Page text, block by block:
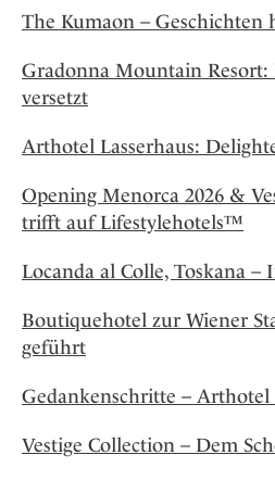
The Kumaon – Geschichten
Gradonna Mountain Resort:
versetzt
Arthotel Lasserhaus:
Opening Menorca 2026 &
trifft auf Lifestylehotels™
Locanda al Colle, Toskana –
Boutiquehotel zur Wiener
geführt
Gedankenschritte – Arthotel
Vestige Collection – Dem